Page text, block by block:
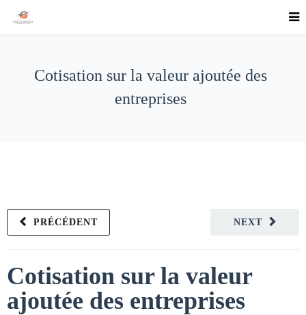
Cotisation sur la valeur ajoutée des
entreprises
NEXT
PRÉCÉDENT
Cotisation sur la valeur
ajoutée des entreprises